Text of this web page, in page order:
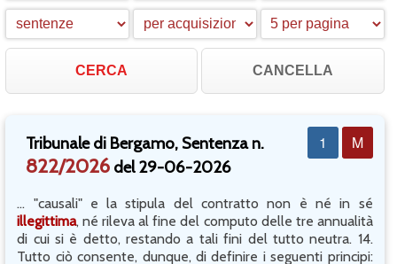
CANCELLA
M
1
Tribunale di Bergamo, Sentenza n.
822/2026del 29-06-2026
... "causali" e la stipula del contratto non è né in sé
illegittima, né rileva al fine del computo delle tre annualità
di cui si è detto, restando a tali fini del tutto neutra. 14.
Tutto ciò consente, dunque, di definire i seguenti principi: